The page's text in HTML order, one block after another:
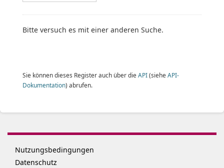
Bitte versuch es mit einer anderen Suche.
Sie können dieses Register auch über die API(siehe API-
Dokumentation) abrufen.
Nutzungsbedingungen
Datenschutz